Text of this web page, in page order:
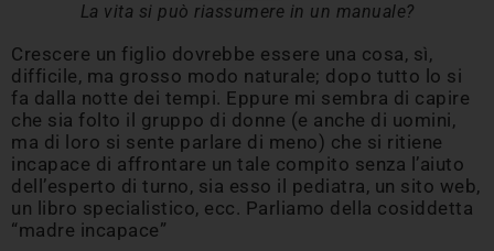
La vita si può riassumere in un manuale?
Crescere un figlio dovrebbe essere una cosa, sì,
difficile, ma grosso modo naturale; dopo tutto lo si
fa dalla notte dei tempi. Eppure mi sembra di capire
che sia folto il gruppo di donne (e anche di uomini,
ma di loro si sente parlare di meno) che si ritiene
incapace di affrontare un tale compito senza l’aiuto
dell’esperto di turno, sia esso il pediatra, un sito web,
un libro specialistico, ecc. Parliamo della cosiddetta
“madre incapace”